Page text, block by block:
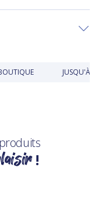
JUSQU'À
!